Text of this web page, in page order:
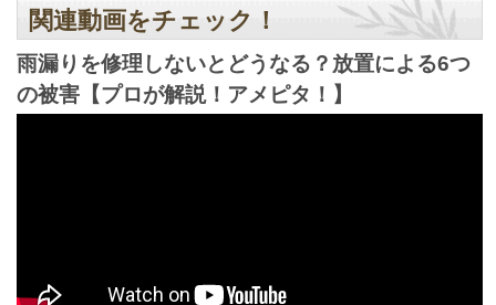
関連動画をチェック！
雨漏りを修理しないとどうなる？放置による6つ
の被害【プロが解説！アメピタ！】